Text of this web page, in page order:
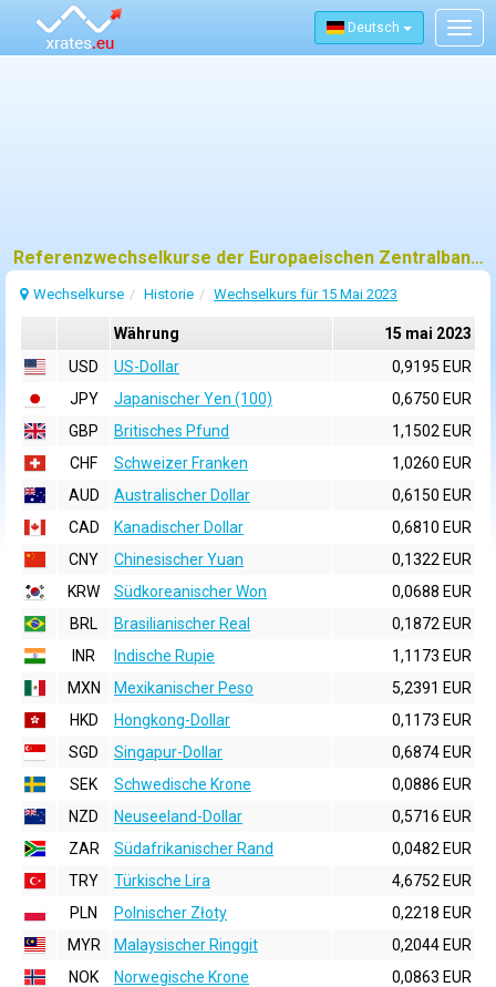
Deutsch
Referenzwechselkurse der Europaeischen Zentralbank (EZB) fuer 15 mai 2023
Wechselkurse Historie Wechselkurs für 15 Mai 2023
Währung
15 mai 2023
USD
US-Dollar
0,9195 EUR
JPY
Japanischer Yen (100)
0,6750 EUR
GBP
Britisches Pfund
1,1502 EUR
CHF
Schweizer Franken
1,0260 EUR
AUD
Australischer Dollar
0,6150 EUR
CAD
Kanadischer Dollar
0,6810 EUR
CNY
Chinesischer Yuan
0,1322 EUR
KRW
Südkoreanischer Won
0,0688 EUR
BRL
Brasilianischer Real
0,1872 EUR
INR
Indische Rupie
1,1173 EUR
MXN
Mexikanischer Peso
5,2391 EUR
HKD
Hongkong-Dollar
0,1173 EUR
SGD
Singapur-Dollar
0,6874 EUR
SEK
Schwedische Krone
0,0886 EUR
NZD
Neuseeland-Dollar
0,5716 EUR
ZAR
Südafrikanischer Rand
0,0482 EUR
TRY
Türkische Lira
4,6752 EUR
PLN
Polnischer Złoty
0,2218 EUR
MYR
Malaysischer Ringgit
0,2044 EUR
NOK
Norwegische Krone
0,0863 EUR